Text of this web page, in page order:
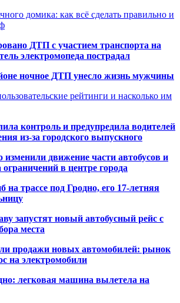
домика: как всё сделать правильно и
ДТП с участием транспорта на
электромопеда пострадал
ночное ДТП унесло жизнь мужчины
рейтинги и насколько им
контроль и предупредила водителей
из-за городского выпускного
изменили движение части автобусов и
ограничений в центре города
на трассе под Гродно, его 17-летняя
запустят новый автобусный рейс с
места
продажи новых автомобилей: рынок
на электромобили
легковая машина вылетела на